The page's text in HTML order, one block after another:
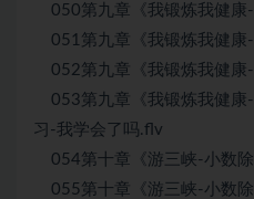
050第九章《我锻炼我健康
051第九章《我锻炼我健康
052第九章《我锻炼我健康
053第九章《我锻炼我健康-
习-我学会了吗.flv
054第十章《游三峡-小数
055第十章《游三峡-小数